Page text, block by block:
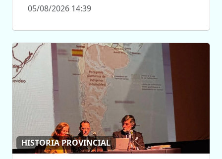
05/08/2026 14:39
HISTORIA PROVINCIAL